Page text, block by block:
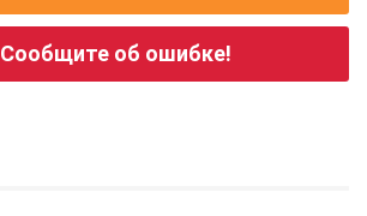
Сообщите об ошибке!